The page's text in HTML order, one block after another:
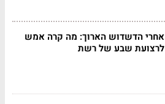
אחרי הדשדוש הארוך: מה קרה אמש
לרצועת שבע של רשת